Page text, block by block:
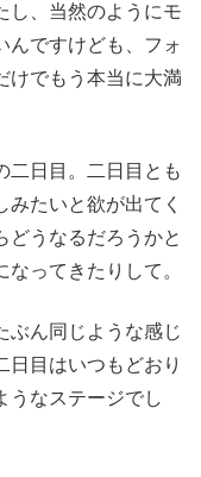
し、当然のようにモ
んですけども、フォ
けでもう本当に大満
二日目。二日目とも
たいと欲が出てく
どうなるだろうかと
ってきたりして。
ぶん同じような感じ
日目はいつもどおり
うなステージでし